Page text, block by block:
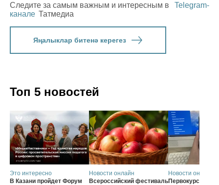
Следите за самым важным и интересным в
Telegram-
канале Татмедиа
Яңалыклар битенә керегез
Топ 5 новостей
Это интересно
В Казани пройдет Форум
Новости онлайн
Всероссийский фестиваль
Новости онлайн
Первокурсники